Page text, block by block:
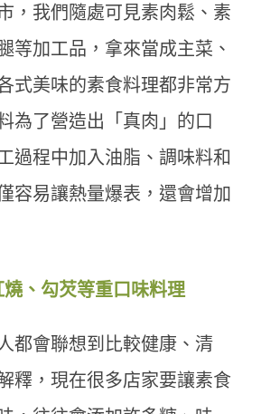
，我們隨處可見素肉鬆、素
等加工品，拿來當成主菜、
式美味的素食料理都非常方
為了營造出「真肉」的口
過程中加入油脂、調味料和
容易讓熱量爆表，還會增加
、勾芡等重口味料理
都會聯想到比較健康、清
釋，現在很多店家要讓素食